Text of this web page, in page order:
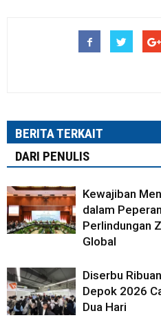
BERITA TERKAIT
DARI PENULIS
Kewajiban
dalam
Perlindungan
Global
Diserbu
Depok 2026
Dua Hari